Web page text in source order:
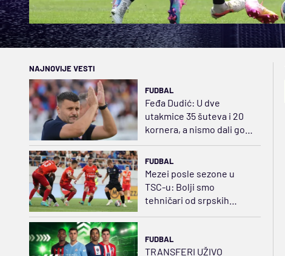
NAJNOVIJE VESTI
FUDBAL
Feđa Dudić: U dve
utakmice 35 šuteva i 20
kornera, a nismo dali gol!
FUDBAL
Mezei posle sezone u
TSC-u: Bolji smo
tehničari od srpskih
FUDBAL
TRANSFERI UŽIVO